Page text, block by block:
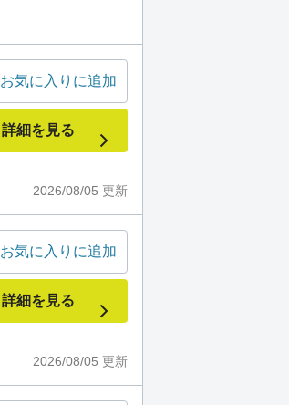
2026/08/05 更新
お気に入りに追加
詳細を見る
2026/08/05 更新
お気に入りに追加
詳細を見る